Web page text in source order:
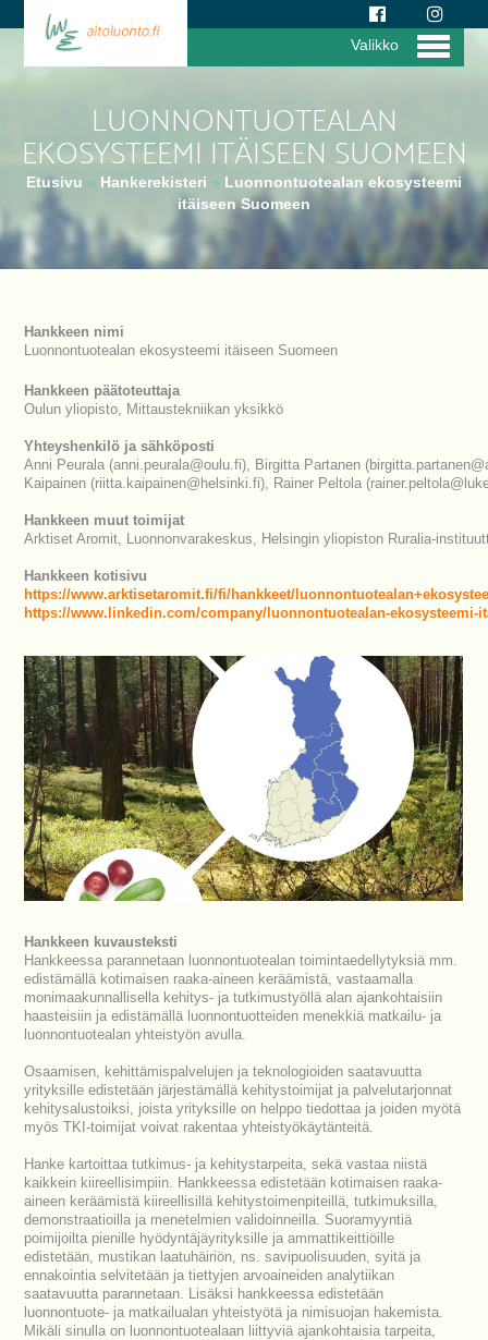
LUONNONTUOTEALAN
EKOSYSTEEMI ITÄISEEN SUOMEEN
Etusivu » Hankerekisteri » Luonnontuotealan ekosysteemi
itäiseen Suomeen
Valikko
Hankkeen nimi
Luonnontuotealan ekosysteemi itäiseen Suomeen
Hankkeen päätoteuttaja
Oulun yliopisto, Mittaustekniikan yksikkö
Yhteyshenkilö ja sähköposti
Anni Peurala (anni.peurala@oulu.fi), Birgitta Partanen
Kaipainen (riitta.kaipainen@helsinki.fi), Rainer Peltola
Hankkeen muut toimijat
Arktiset Aromit, Luonnonvarakeskus, Helsingin yliopiston Ruralia-
Hankkeen kotisivu
https://www.arktisetaromit.fi/fi/hankkeet/
https://www.linkedin.com/company/luonnontuotealan-ekosysteemi-
Hankkeen kuvausteksti
Hankkeessa parannetaan luonnontuotealan toimintaedellytyksiä mm.
edistämällä kotimaisen raaka-aineen keräämistä, vastaamalla
monimaakunnallisella kehitys- ja tutkimustyöllä alan ajankohtaisiin
haasteisiin ja edistämällä luonnontuotteiden menekkiä matkailu- ja
luonnontuotealan yhteistyön avulla.
Osaamisen, kehittämispalvelujen ja teknologioiden saatavuutta
yrityksille edistetään järjestämällä kehitystoimijat ja palvelutarjonnat
kehitysalustoiksi, joista yrityksille on helppo tiedottaa ja joiden myötä
myös TKI-toimijat voivat rakentaa yhteistyökäytänteitä.
Hanke kartoittaa tutkimus- ja kehitystarpeita, sekä vastaa niistä
kaikkein kiireellisimpiin. Hankkeessa edistetään kotimaisen raaka-
aineen keräämistä kiireellisillä kehitystoimenpiteillä, tutkimuksilla,
demonstraatioilla ja menetelmien validoinneilla. Suoramyyntiä
poimijoilta pienille hyödyntäjäyrityksille ja ammattikeittiöille
edistetään, mustikan laatuhäiriön, ns. savipuolisuuden, syitä ja
ennakointia selvitetään ja tiettyjen arvoaineiden analytiikan
saatavuutta parannetaan. Lisäksi hankkeessa edistetään
luonnontuote- ja matkailualan yhteistyötä ja nimisuojan hakemista.
Mikäli sinulla on luonnontuotealaan liittyviä ajankohtaisia tarpeita,